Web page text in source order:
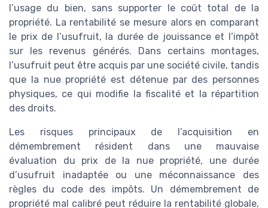
l’usage du bien, sans supporter le coût total de la
propriété. La rentabilité se mesure alors en comparant
le prix de l’usufruit, la durée de jouissance et l’impôt
sur les revenus générés. Dans certains montages,
l’usufruit peut être acquis par une société civile, tandis
que la nue propriété est détenue par des personnes
physiques, ce qui modifie la fiscalité et la répartition
des droits.
Les risques principaux de l’acquisition en
démembrement résident dans une mauvaise
évaluation du prix de la nue propriété, une durée
d’usufruit inadaptée ou une méconnaissance des
règles du code des impôts. Un démembrement de
propriété mal calibré peut réduire la rentabilité globale,